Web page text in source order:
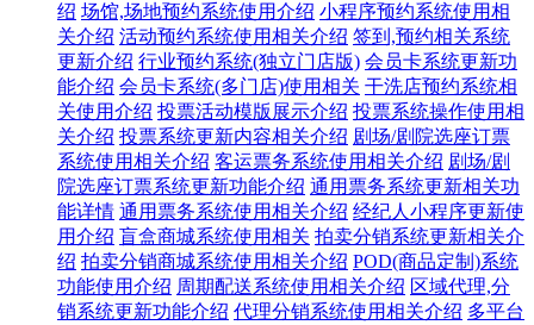
绍 场馆,场地预约系统使用介绍 小程序预约系统使用相
关介绍 活动预约系统使用相关介绍 签到,预约相关系统
更新介绍 行业预约系统(独立门店版) 会员卡系统更新功
能介绍 会员卡系统(多门店)使用相关 干洗店预约系统相
关使用介绍 投票活动模版展示介绍 投票系统操作使用相
关介绍 投票系统更新内容相关介绍 剧场/剧院选座订票
系统使用相关介绍 客运票务系统使用相关介绍 剧场/剧
院选座订票系统更新功能介绍 通用票务系统更新相关功
能详情 通用票务系统使用相关介绍 经纪人小程序更新使
用介绍 盲盒商城系统使用相关 拍卖分销系统更新相关介
绍 拍卖分销商城系统使用相关介绍 POD(商品定制)系统
功能使用介绍 周期配送系统使用相关介绍 区域代理,分
销系统更新功能介绍 代理分销系统使用相关介绍 多平台